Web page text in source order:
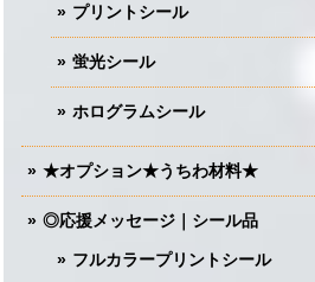
プリントシール
蛍光シール
ホログラムシール
★オプション★うちわ材料★
◎応援メッセージ｜シール品
フルカラープリントシール